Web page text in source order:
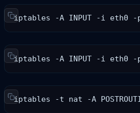
iptables -A INPUT -i eth0 -
iptables -A INPUT -i eth0 -p
iptables -t nat -A